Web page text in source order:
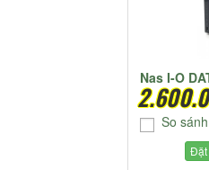
Nas I-O
So sánh
Đặt